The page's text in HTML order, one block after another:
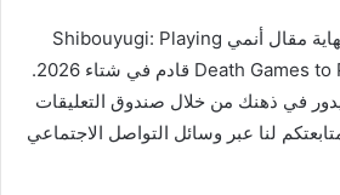
إلى هنا نصل وإياكم إلى نهاية مقال أنمي Shibouyugi: Playing
Death Games to Put Food on the Table قادم في شتاء 2026.
يدور في ذهنك من خلال صندوق التعليقات
لنا عبر وسائل التواصل الاجتماعي